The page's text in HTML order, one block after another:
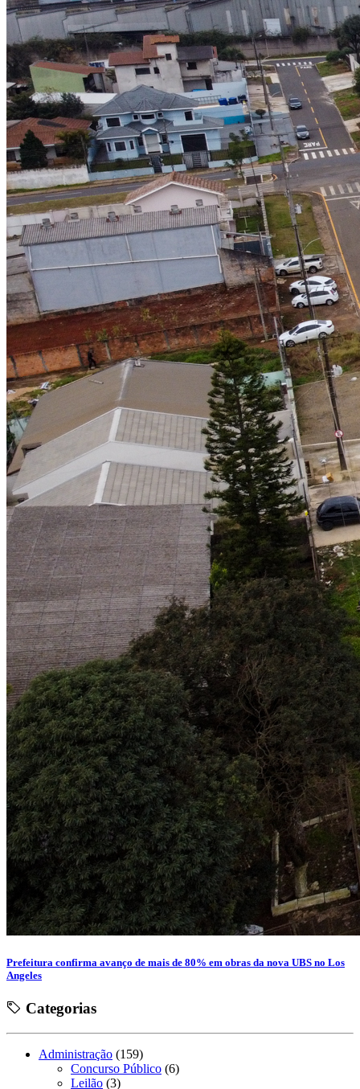
Prefeitura confirma avanço de mais de 80% em obras da nova UBS no Los
Angeles
Categorias
Administração (159)
Concurso Público (6)
Leilão (3)